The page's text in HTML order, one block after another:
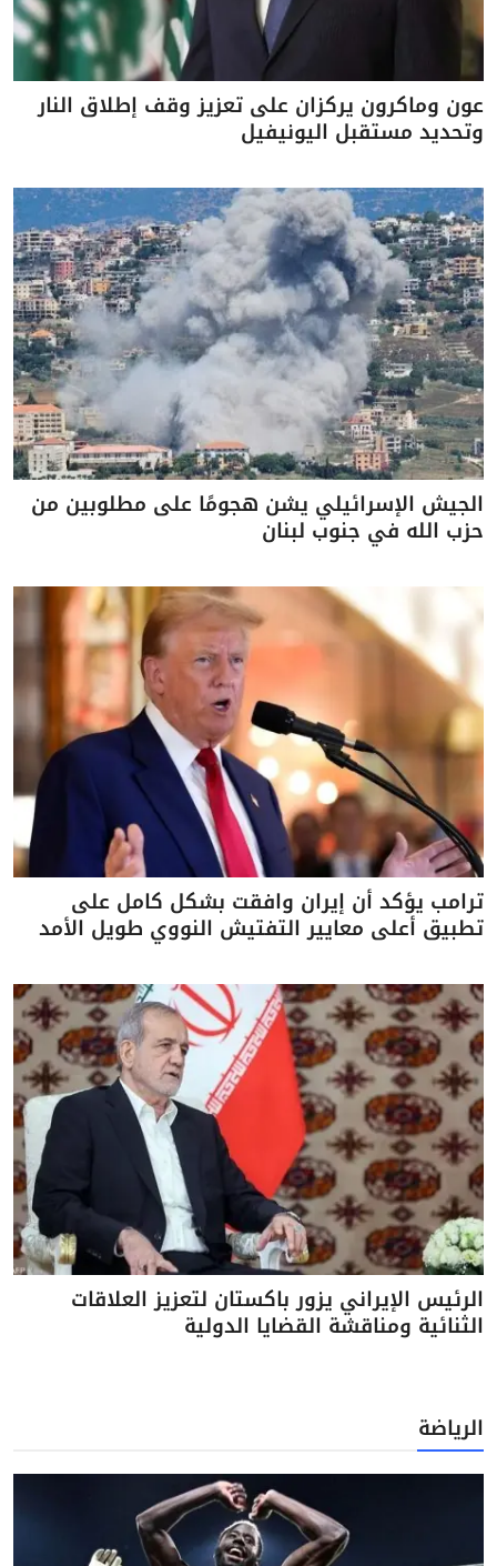
عون وماكرون يركزان على تعزيز وقف إطلاق النار
وتحديد مستقبل اليونيفيل
الجيش الإسرائيلي يشن هجومًا على مطلوبين من
حزب الله في جنوب لبنان
ترامب يؤكد أن إيران وافقت بشكل كامل على
تطبيق أعلى معايير التفتيش النووي طويل الأمد
الرئيس الإيراني يزور باكستان لتعزيز العلاقات
الثنائية ومناقشة القضايا الدولية
الرياضة